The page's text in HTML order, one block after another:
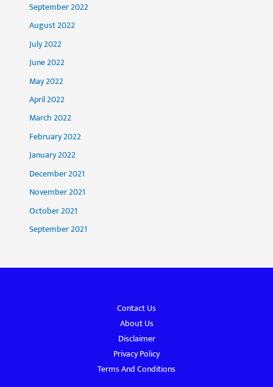
September 2022
August 2022
July 2022
June 2022
May 2022
April 2022
March 2022
February 2022
January 2022
December 2021
November 2021
October 2021
September 2021
Contact Us
About Us
Disclaimer
Privacy Policy
Terms And Conditions